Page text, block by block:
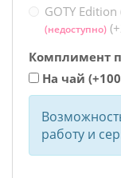
GOTY
(недоступно)
Комплимент
На чай (+100
работу и